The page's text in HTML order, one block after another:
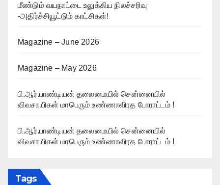
மீண்டும் வயநாட்டை உலுக்கிய நிலச்சரிவு
-அதிர்ச்சியூட்டும் காட்சிகள்!
Magazine – June 2026
Magazine – May 2026
பி.ஆர்.பாண்டியன் தலைமையில் சென்னையில்
விவசாயிகள் மாபெரும் உண்ணாவிரத போராட்டம் !
பி.ஆர்.பாண்டியன் தலைமையில் சென்னையில்
விவசாயிகள் மாபெரும் உண்ணாவிரத போராட்டம் !
Tags